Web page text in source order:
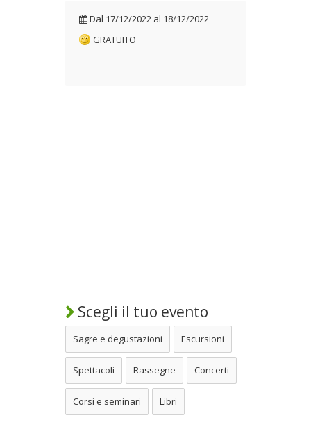
Dal 17/12/2022 al 18/12/2022
GRATUITO
Scegli il tuo evento
Sagre e degustazioni Escursioni
Spettacoli Rassegne Concerti
Corsi e seminari Libri